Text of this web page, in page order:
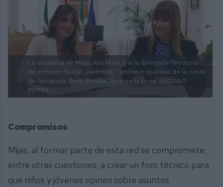
La alcladesa de Mijas, Ana Mata, y la la delegada Territorial
de Inclusión Social, Juventud, Familias e Igualdad de la Junta
de Andalucía, Ruth Sarabia, durante la firma JACOBO
PEREA.
Compromisos
Mijas, al formar parte de esta red se compromete,
entre otras cuestiones, a crear un foro técnico para
que niños y jóvenes opinen sobre asuntos